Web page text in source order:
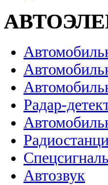
Радар-
Автозвук